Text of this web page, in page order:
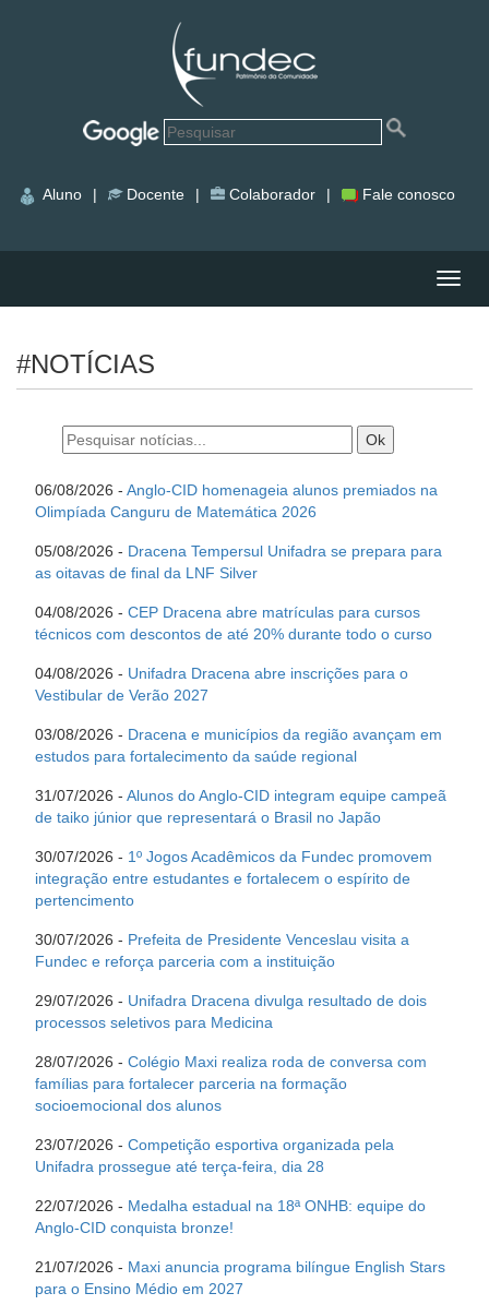
Aluno | Docente | Colaborador | Fale conosco
#NOTÍCIAS
06/08/2026 - Anglo-CID homenageia alunos premiados na
Olimpíada Canguru de Matemática 2026
05/08/2026 - Dracena Tempersul Unifadra se prepara para
as oitavas de final da LNF Silver
04/08/2026 - CEP Dracena abre matrículas para cursos
técnicos com descontos de até 20% durante todo o curso
04/08/2026 - Unifadra Dracena abre inscrições para o
Vestibular de Verão 2027
03/08/2026 - Dracena e municípios da região avançam em
estudos para fortalecimento da saúde regional
31/07/2026 - Alunos do Anglo-CID integram equipe campeã
de taiko júnior que representará o Brasil no Japão
30/07/2026 - 1º Jogos Acadêmicos da Fundec promovem
integração entre estudantes e fortalecem o espírito de
pertencimento
30/07/2026 - Prefeita de Presidente Venceslau visita a
Fundec e reforça parceria com a instituição
29/07/2026 - Unifadra Dracena divulga resultado de dois
processos seletivos para Medicina
28/07/2026 - Colégio Maxi realiza roda de conversa com
famílias para fortalecer parceria na formação
socioemocional dos alunos
23/07/2026 - Competição esportiva organizada pela
Unifadra prossegue até terça-feira, dia 28
22/07/2026 - Medalha estadual na 18ª ONHB: equipe do
Anglo-CID conquista bronze!
21/07/2026 - Maxi anuncia programa bilíngue English Stars
para o Ensino Médio em 2027